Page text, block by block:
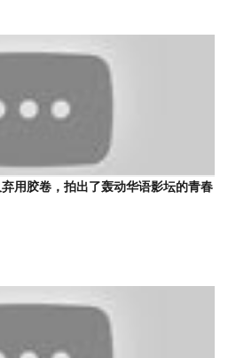
用胶卷，拍出了轰动华语影坛的青春